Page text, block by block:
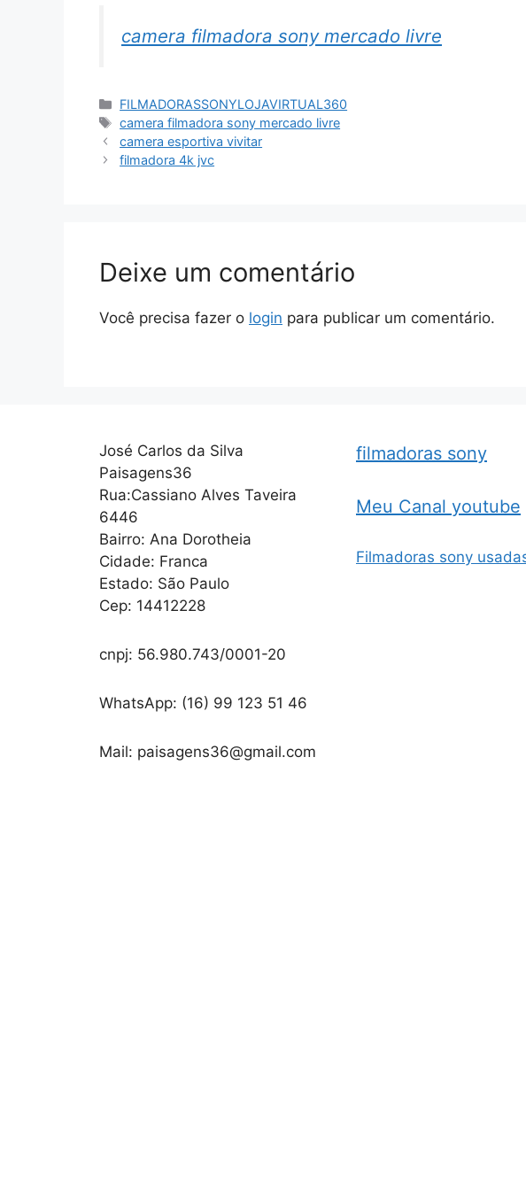
camera filmadora sony mercado livre
Categorias
FILMADORASSONYLOJAVIRTUAL360
Tags
camera filmadora sony mercado livre
camera esportiva vivitar
filmadora 4k jvc
Deixe um comentário
Você precisa fazer o login para publicar um comentário.
José Carlos da Silva
Paisagens36
Rua:Cassiano Alves Taveira
6446
Bairro: Ana Dorotheia
Cidade: Franca
Estado: São Paulo
Cep: 14412228
cnpj: 56.980.743/0001-20
WhatsApp: (16) 99 123 51 46
Mail: paisagens36@gmail.com
filmadoras sony
Meu Canal youtube
Filmadoras sony